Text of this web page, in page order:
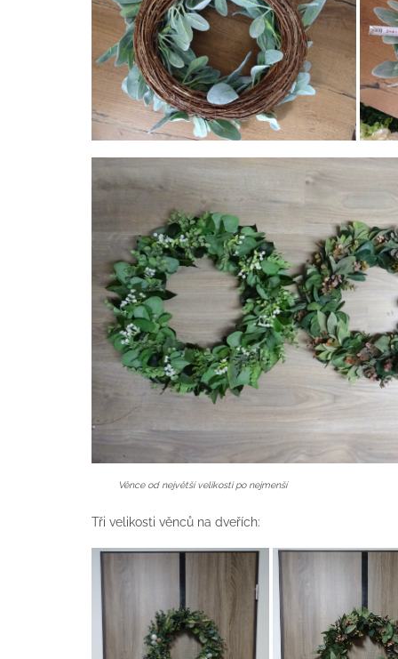
Věnce od největší velikosti po nejmenší
Tři velikosti věnců na dveřích: